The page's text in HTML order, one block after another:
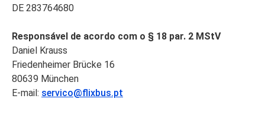
DE 283764680
Responsável de acordo com o § 18 par. 2 MStV
Daniel Krauss
Friedenheimer Brücke 16
80639 München
E-mail: servico@flixbus.pt